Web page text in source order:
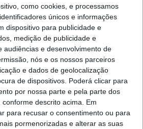
como cookies, e processamos
únicos e informações
dispositivo para publicidade e
medição de publicidade e
audiências e desenvolvimento de
nós e os nossos parceiros
e dados de geolocalização
de dispositivos. Poderá clicar para
por nossa parte e pela parte dos
descrito acima. Em
para recusar o consentimento ou para
pormenorizadas e alterar as suas
anos no distrito de
de Março, 2023